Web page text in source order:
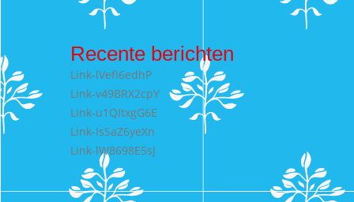
Recente berichten
Link-lVefI6edhP
Link-v49BRX2cpY
Link-u1QItxgG6E
Link-IsSaZ6yeXn
Link-lW8698E5sJ